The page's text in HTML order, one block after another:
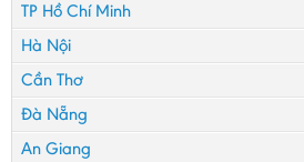
TP Hồ Chí Minh
Hà Nội
Cần Thơ
Đà Nẵng
An Giang